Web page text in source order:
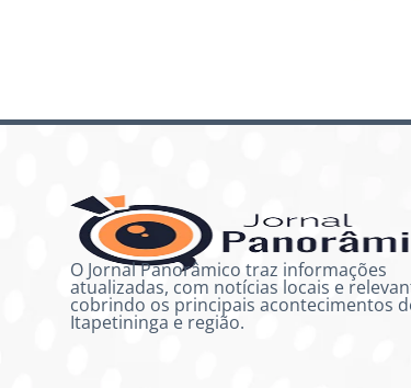
O Jornal Panorâmico traz informações
atualizadas, com notícias locais e
cobrindo os principais acontecimentos
Itapetininga e região.